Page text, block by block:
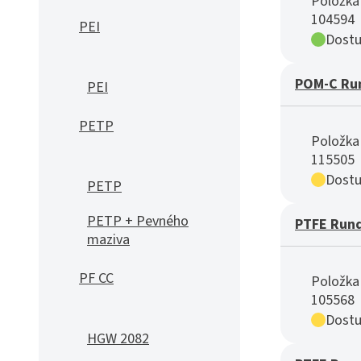
PEI
PEI
PETP
PETP
PETP + Pevného
maziva
PF CC
HGW 2082
104594
POM-C
115505
PTFE
105568